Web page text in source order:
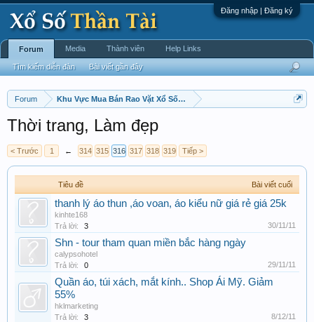
Đăng nhập | Đăng ký
Forum Khu Vực Mua Bán Rao Vặt Xổ Số Thần Tài Chấm Cơm !
Thời trang, Làm đẹp
< Trước 1 ← 314 315 316 317 318 319 Tiếp >
Tiêu đề Bài viết cuối
thanh lý áo thun ,áo voan, áo kiểu nữ giá rẻ giá 25k
kinhte168
Trả lời:
3 30/11/11
Shn - tour tham quan miền bắc hàng ngày
calypsohotel
Trả lời:
0 29/11/11
Quần áo, túi xách, mắt kính.. Shop Ái Mỹ. Giảm
55%
hklmarketing
Trả lời:
3 8/12/11
Forum
Tìm kiếm diễn đàn Bài viết gần đây
Media Thành viên Help Links